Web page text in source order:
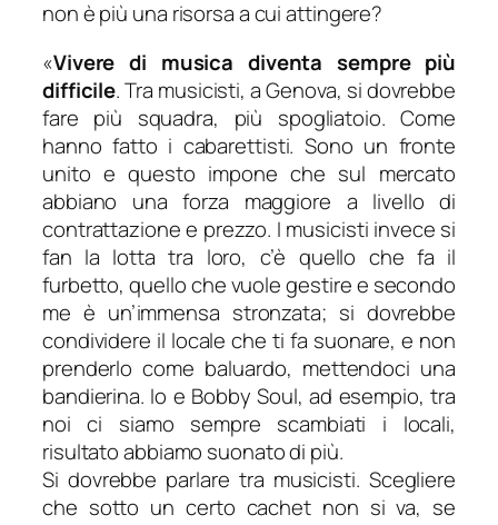
non è più una risorsa a cui attingere?
«Vivere di musica diventa sempre più
difficile. Tra musicisti, a Genova, si dovrebbe
fare più squadra, più spogliatoio. Come
hanno fatto i cabarettisti. Sono un fronte
unito e questo impone che sul mercato
abbiano una forza maggiore a livello di
contrattazione e prezzo. I musicisti invece si
fan la lotta tra loro, c’è quello che fa il
furbetto, quello che vuole gestire e secondo
me è un’immensa stronzata; si dovrebbe
condividere il locale che ti fa suonare, e non
prenderlo come baluardo, mettendoci una
bandierina. Io e Bobby Soul, ad esempio, tra
noi ci siamo sempre scambiati i locali,
risultato abbiamo suonato di più.
Si dovrebbe parlare tra musicisti. Scegliere
che sotto un certo cachet non si va, se